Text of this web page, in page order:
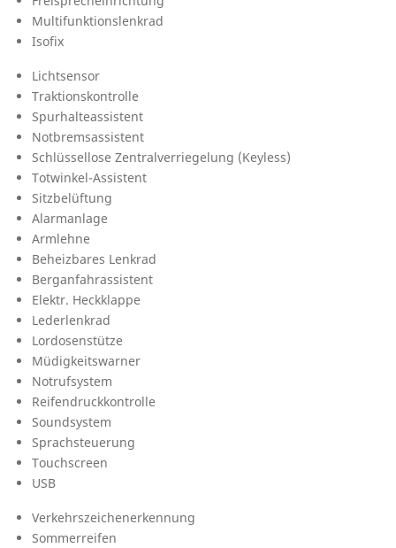
Multifunktionslenkrad
Isofix
Lichtsensor
Traktionskontrolle
Spurhalteassistent
Notbremsassistent
Schlüssellose Zentralverriegelung (Keyless)
Totwinkel-Assistent
Sitzbelüftung
Alarmanlage
Armlehne
Beheizbares Lenkrad
Berganfahrassistent
Elektr. Heckklappe
Lederlenkrad
Lordosenstütze
Müdigkeitswarner
Notrufsystem
Reifendruckkontrolle
Soundsystem
Sprachsteuerung
Touchscreen
USB
Verkehrszeichenerkennung
Sommerreifen